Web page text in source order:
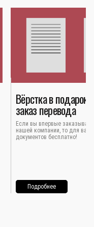
Вёрстка в подарок
заказ перевода
Если вы впервые
нашей компании, то для вас
документов бесплатно!
Подробнее